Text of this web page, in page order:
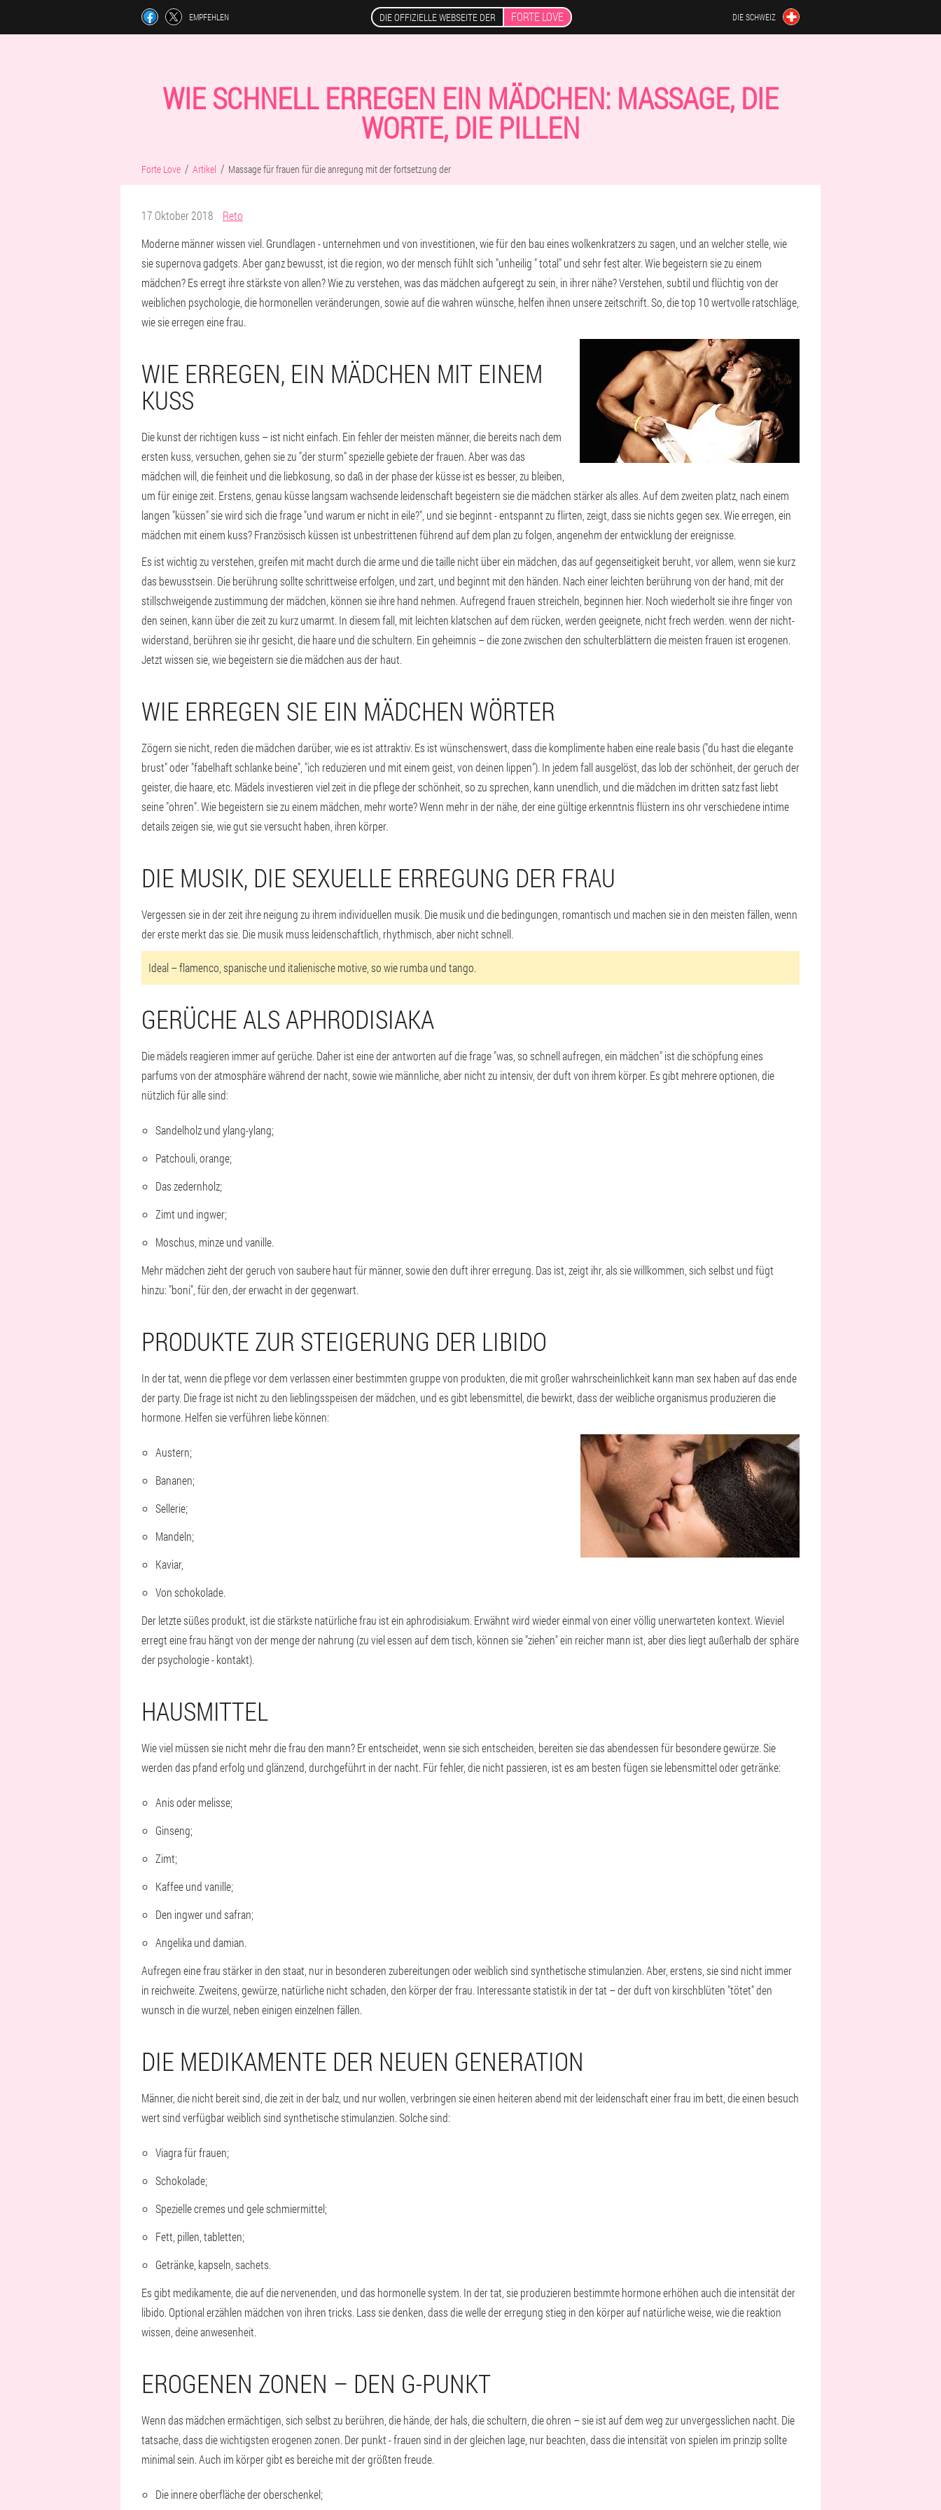
EMPFEHLEN DIE OFFIZIELLE WEBSEITE DER FORTE LOVE DIE SCHWEIZ
WIE SCHNELL ERREGEN EIN MÄDCHEN: MASSAGE, DIE
WORTE, DIE PILLEN
Forte Love Artikel Massage für frauen für die anregung mit der fortsetzung der
17 Oktober 2018
Reto
Moderne männer wissen viel. Grundlagen - unternehmen und von investitionen, wie für den bau eines wolkenkratzers zu sagen, und an welcher stelle, wie
sie supernova gadgets. Aber ganz bewusst, ist die region, wo der mensch fühlt sich "unheilig " total" und sehr fest alter. Wie begeistern sie zu einem
mädchen? Es erregt ihre stärkste von allen? Wie zu verstehen, was das mädchen aufgeregt zu sein, in ihrer nähe? Verstehen, subtil und flüchtig von der
weiblichen psychologie, die hormonellen veränderungen, sowie auf die wahren wünsche, helfen ihnen unsere zeitschrift. So, die top 10 wertvolle ratschläge,
wie sie erregen eine frau.
WIE ERREGEN, EIN MÄDCHEN MIT EINEM
KUSS
Die kunst der richtigen kuss – ist nicht einfach. Ein fehler der meisten männer, die bereits nach dem
ersten kuss, versuchen, gehen sie zu "der sturm" spezielle gebiete der frauen. Aber was das
mädchen will, die feinheit und die liebkosung, so daß in der phase der küsse ist es besser, zu bleiben,
um für einige zeit. Erstens, genau küsse langsam wachsende leidenschaft begeistern sie die mädchen stärker als alles. Auf dem zweiten platz, nach einem
langen "küssen" sie wird sich die frage "und warum er nicht in eile?", und sie beginnt - entspannt zu flirten, zeigt, dass sie nichts gegen sex. Wie erregen, ein
mädchen mit einem kuss? Französisch küssen ist unbestrittenen führend auf dem plan zu folgen, angenehm der entwicklung der ereignisse.
Es ist wichtig zu verstehen, greifen mit macht durch die arme und die taille nicht über ein mädchen, das auf gegenseitigkeit beruht, vor allem, wenn sie kurz
das bewusstsein. Die berührung sollte schrittweise erfolgen, und zart, und beginnt mit den händen. Nach einer leichten berührung von der hand, mit der
stillschweigende zustimmung der mädchen, können sie ihre hand nehmen. Aufregend frauen streicheln, beginnen hier. Noch wiederholt sie ihre finger von
den seinen, kann über die zeit zu kurz umarmt. In diesem fall, mit leichten klatschen auf dem rücken, werden geeignete, nicht frech werden. wenn der nicht-
widerstand, berühren sie ihr gesicht, die haare und die schultern. Ein geheimnis – die zone zwischen den schulterblättern die meisten frauen ist erogenen.
Jetzt wissen sie, wie begeistern sie die mädchen aus der haut.
WIE ERREGEN SIE EIN MÄDCHEN WÖRTER
Zögern sie nicht, reden die mädchen darüber, wie es ist attraktiv. Es ist wünschenswert, dass die komplimente haben eine reale basis ("du hast die elegante
brust" oder "fabelhaft schlanke beine", "ich reduzieren und mit einem geist, von deinen lippen"). In jedem fall ausgelöst, das lob der schönheit, der geruch der
geister, die haare, etc. Mädels investieren viel zeit in die pflege der schönheit, so zu sprechen, kann unendlich, und die mädchen im dritten satz fast liebt
seine "ohren". Wie begeistern sie zu einem mädchen, mehr worte? Wenn mehr in der nähe, der eine gültige erkenntnis flüstern ins ohr verschiedene intime
details zeigen sie, wie gut sie versucht haben, ihren körper.
DIE MUSIK, DIE SEXUELLE ERREGUNG DER FRAU
Vergessen sie in der zeit ihre neigung zu ihrem individuellen musik. Die musik und die bedingungen, romantisch und machen sie in den meisten fällen, wenn
der erste merkt das sie. Die musik muss leidenschaftlich, rhythmisch, aber nicht schnell.
Ideal – flamenco, spanische und italienische motive, so wie rumba und tango.
GERÜCHE ALS APHRODISIAKA
Die mädels reagieren immer auf gerüche. Daher ist eine der antworten auf die frage "was, so schnell aufregen, ein mädchen" ist die schöpfung eines
parfums von der atmosphäre während der nacht, sowie wie männliche, aber nicht zu intensiv, der duft von ihrem körper. Es gibt mehrere optionen, die
nützlich für alle sind:
Sandelholz und ylang-ylang;
Patchouli, orange;
Das zedernholz;
Zimt und ingwer;
Moschus, minze und vanille.
Mehr mädchen zieht der geruch von saubere haut für männer, sowie den duft ihrer erregung. Das ist, zeigt ihr, als sie willkommen, sich selbst und fügt
hinzu: "boni", für den, der erwacht in der gegenwart.
PRODUKTE ZUR STEIGERUNG DER LIBIDO
In der tat, wenn die pflege vor dem verlassen einer bestimmten gruppe von produkten, die mit großer wahrscheinlichkeit kann man sex haben auf das ende
der party. Die frage ist nicht zu den lieblingsspeisen der mädchen, und es gibt lebensmittel, die bewirkt, dass der weibliche organismus produzieren die
hormone. Helfen sie verführen liebe können:
Austern;
Bananen;
Sellerie;
Mandeln;
Kaviar,
Von schokolade.
Der letzte süßes produkt, ist die stärkste natürliche frau ist ein aphrodisiakum. Erwähnt wird wieder einmal von einer völlig unerwarteten kontext. Wieviel
erregt eine frau hängt von der menge der nahrung (zu viel essen auf dem tisch, können sie "ziehen" ein reicher mann ist, aber dies liegt außerhalb der sphäre
der psychologie - kontakt).
HAUSMITTEL
Wie viel müssen sie nicht mehr die frau den mann? Er entscheidet, wenn sie sich entscheiden, bereiten sie das abendessen für besondere gewürze. Sie
werden das pfand erfolg und glänzend, durchgeführt in der nacht. Für fehler, die nicht passieren, ist es am besten fügen sie lebensmittel oder getränke:
Anis oder melisse;
Ginseng;
Zimt;
Kaffee und vanille;
Den ingwer und safran;
Angelika und damian.
Aufregen eine frau stärker in den staat, nur in besonderen zubereitungen oder weiblich sind synthetische stimulanzien. Aber, erstens, sie sind nicht immer
in reichweite. Zweitens, gewürze, natürliche nicht schaden, den körper der frau. Interessante statistik in der tat – der duft von kirschblüten "tötet" den
wunsch in die wurzel, neben einigen einzelnen fällen.
DIE MEDIKAMENTE DER NEUEN GENERATION
Männer, die nicht bereit sind, die zeit in der balz, und nur wollen, verbringen sie einen heiteren abend mit der leidenschaft einer frau im bett, die einen besuch
wert sind verfügbar weiblich sind synthetische stimulanzien. Solche sind:
Viagra für frauen;
Schokolade;
Spezielle cremes und gele schmiermittel;
Fett, pillen, tabletten;
Getränke, kapseln, sachets.
Es gibt medikamente, die auf die nervenenden, und das hormonelle system. In der tat, sie produzieren bestimmte hormone erhöhen auch die intensität der
libido. Optional erzählen mädchen von ihren tricks. Lass sie denken, dass die welle der erregung stieg in den körper auf natürliche weise, wie die reaktion
wissen, deine anwesenheit.
EROGENEN ZONEN – DEN G-PUNKT
Wenn das mädchen ermächtigen, sich selbst zu berühren, die hände, der hals, die schultern, die ohren – sie ist auf dem weg zur unvergesslichen nacht. Die
tatsache, dass die wichtigsten erogenen zonen. Der punkt - frauen sind in der gleichen lage, nur beachten, dass die intensität von spielen im prinzip sollte
minimal sein. Auch im körper gibt es bereiche mit der größten freude.
Die innere oberfläche der oberschenkel;